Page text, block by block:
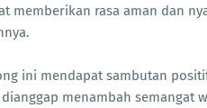
memberikan rasa aman dan
ini mendapat sambutan
menambah semangat